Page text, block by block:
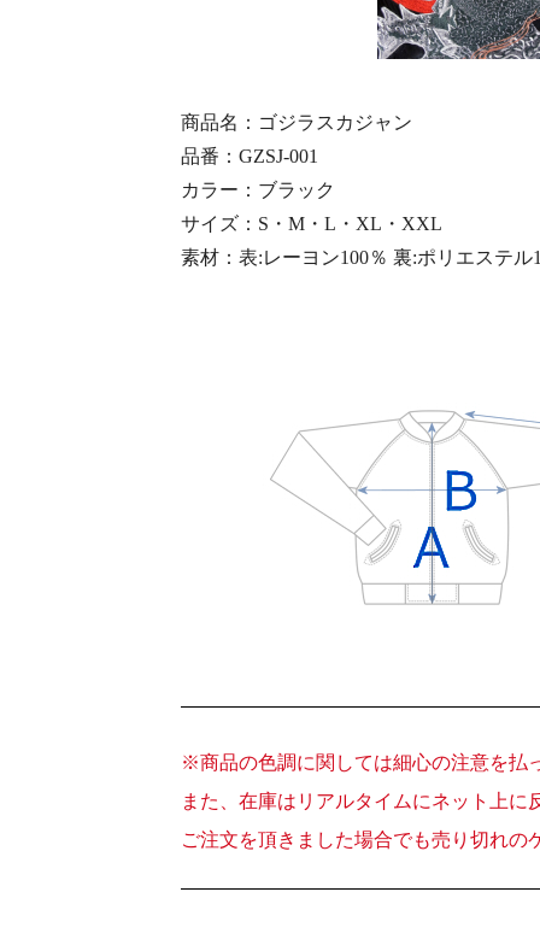
商品名：ゴジラスカジャン
品番：GZSJ-001
カラー：ブラック
サイズ：S・M・L・XL・XXL
素材：表:レーヨン100％ 裏:ポリエステル
※商品の色調に関しては細心の注意を払
また、在庫はリアルタイムにネット上に
ご注文を頂きました場合でも売り切れ